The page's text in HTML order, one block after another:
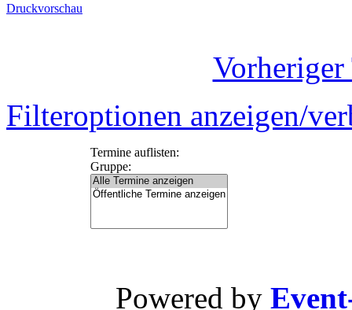
Druckvorschau
Vorheriger
Filteroptionen anzeigen/
Termine auflisten:
Gruppe:
Powered by